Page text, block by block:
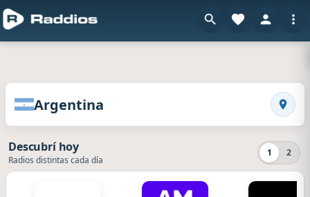
Radios de Argentinaen Raddios
Argentina
1 2
Descubrí hoy
Radios distintas cada día